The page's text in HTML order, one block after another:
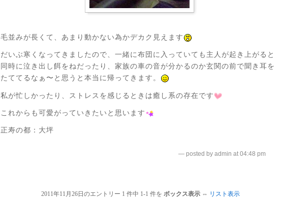
毛並みが長くて、あまり動かない為かデカク見えます
だいぶ寒くなってきましたので、一緒に布団に入っていても主人が起き上がると
同時に泣き出し餌をねだったり、家族の車の音が分かるのか玄関の前で聞き耳を
たててるなぁ〜と思うと本当に帰ってきます。
私が忙しかったり、ストレスを感じるときは癒し系の存在です
これからも可愛がっていきたいと思います
正寿の都：大坪
— posted by admin at 04:48 pm
2011年11月26日のエントリー 1 件中 1-1 件を ボックス表示⇔ リスト表示